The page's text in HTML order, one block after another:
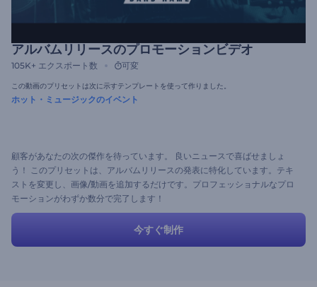
アルバムリリースのプロモーションビデオ
105K+ エクスポート数 可変
この動画のプリセットは次に示すテンプレートを使って作りました。
ホット・ミュージックのイベント
顧客があなたの次の傑作を待っています。 良いニュースで喜ばせましょ
う！ このプリセットは、アルバムリリースの発表に特化しています。テキ
ストを変更し、画像/動画を追加するだけです。プロフェッショナルなプロ
モーションがわずか数分で完了します！
今すぐ制作